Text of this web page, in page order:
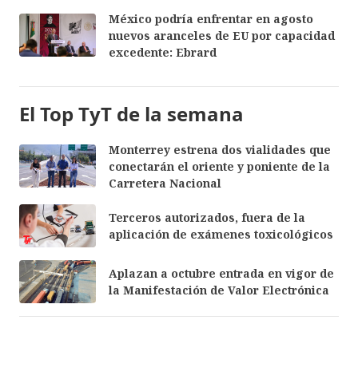
México podría enfrentar en agosto
nuevos aranceles de EU por capacidad
excedente: Ebrard
El Top TyT de la semana
Monterrey estrena dos vialidades que
conectarán el oriente y poniente de la
Carretera Nacional
Terceros autorizados, fuera de la
aplicación de exámenes toxicológicos
Aplazan a octubre entrada en vigor de
la Manifestación de Valor Electrónica